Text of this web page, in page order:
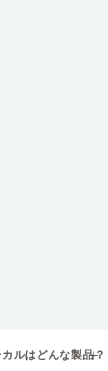
ルはどんな製品？